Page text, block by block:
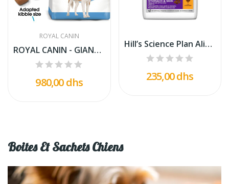
ROYAL CANIN
ROYAL CANIN - GIANT JUNIOR 15KG
980,00 dhs
Hill’s Science Plan Aliment Pour Chien Adulte...
235,00 dhs
Boites Et Sachets Chiens